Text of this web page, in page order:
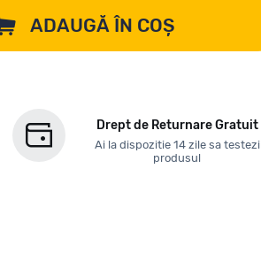
ADAUGĂ ÎN COȘ
Drept de Returnare Gratuit
Ai la dispozitie 14 zile sa testezi
produsul